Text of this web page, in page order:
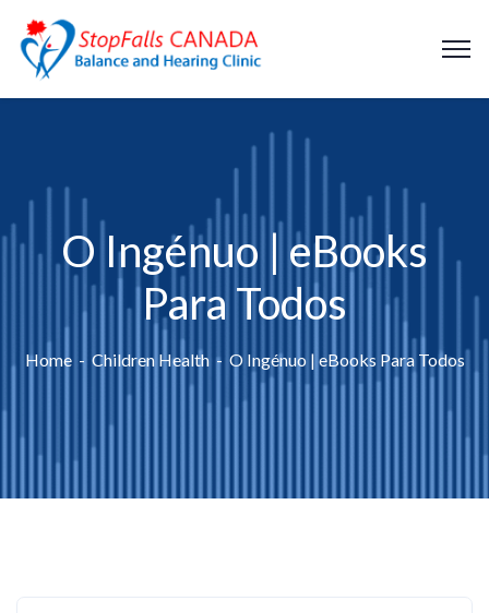
O Ingénuo | eBooks
Para Todos
Home Children Health O Ingénuo | eBooks Para Todos